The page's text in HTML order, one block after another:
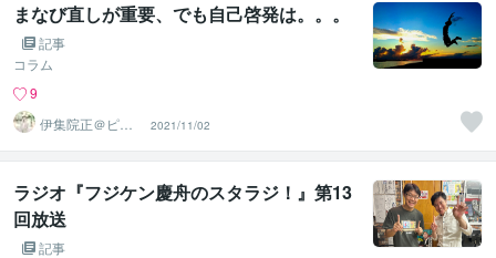
まなび直しが重要、でも自己啓発は。。。
記事
コラム
9
伊集院正＠ピー
プルエナジー株
式会社
2021/11/02
ラジオ『フジケン慶舟のスタラジ！』第13
回放送
記事